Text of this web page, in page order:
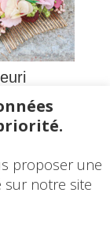
proposer une
sur notre site